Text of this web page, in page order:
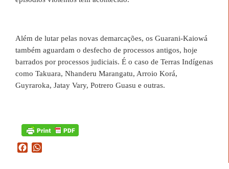
Além de lutar pelas novas demarcações, os Guarani-Kaiowá
também aguardam o desfecho de processos antigos, hoje
barrados por processos judiciais. É o caso de Terras Indígenas
como Takuara, Nhanderu Marangatu, Arroio Korá,
Guyraroka, Jatay Vary, Potrero Guasu e outras.
Facebook